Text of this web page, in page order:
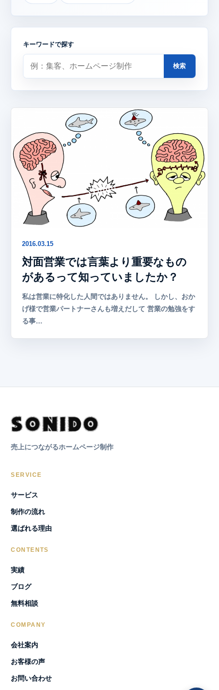
キーワードで探す
検索
2016.03.15
対面営業では言葉より重要なもの
があるって知っていましたか？
私は営業に特化した人間ではありません。 しかし、おか
げ様で営業パートナーさんも増えだして 営業の勉強をす
る事…
売上につながるホームページ制作
SERVICE
サービス
制作の流れ
選ばれる理由
CONTENTS
実績
ブログ
無料相談
COMPANY
会社案内
お客様の声
お問い合わせ